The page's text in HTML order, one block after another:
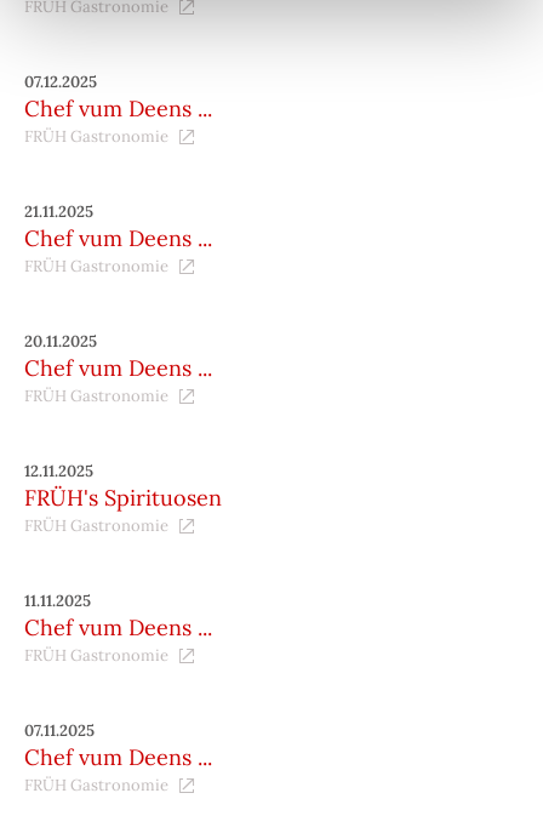
FRÜH Gastronomie
07.12.2025
Chef vum Deens ...
FRÜH Gastronomie
21.11.2025
Chef vum Deens ...
FRÜH Gastronomie
20.11.2025
Chef vum Deens ...
FRÜH Gastronomie
12.11.2025
FRÜH's Spirituosen
FRÜH Gastronomie
11.11.2025
Chef vum Deens ...
FRÜH Gastronomie
07.11.2025
Chef vum Deens ...
FRÜH Gastronomie